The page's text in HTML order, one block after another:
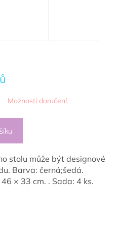
Možnosti doručení
stolu může být designové
Barva: černá;šedá.
× 33 cm. . Sada: 4 ks.